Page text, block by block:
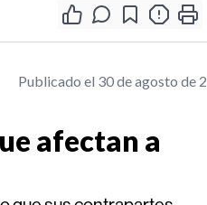
Publicado el 30 de agosto de
afectan a